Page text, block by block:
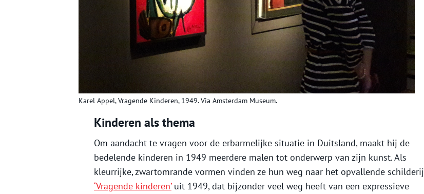
Karel Appel, Vragende Kinderen, 1949. Via Amsterdam Museum.
Kinderen als thema
Om aandacht te vragen voor de erbarmelijke situatie in Duitsland, maakt hij de
bedelende kinderen in 1949 meerdere malen tot onderwerp van zijn kunst. Als
kleurrijke, zwartomrande vormen vinden ze hun weg naar het opvallende schilderij
‘Vragende kinderen’uit 1949, dat bijzonder veel weg heeft van een expressieve